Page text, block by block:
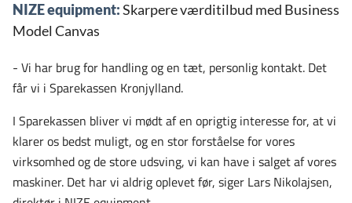
NIZE equipment:Skarpere værditilbud med Business
Model Canvas
- Vi har brug for handling og en tæt, personlig kontakt. Det
får vi i Sparekassen Kronjylland.
I Sparekassen bliver vi mødt af en oprigtig interesse for, at vi
klarer os bedst muligt, og en stor forståelse for vores
virksomhed og de store udsving, vi kan have i salget af vores
maskiner. Det har vi aldrig oplevet før, siger Lars Nikolajsen,